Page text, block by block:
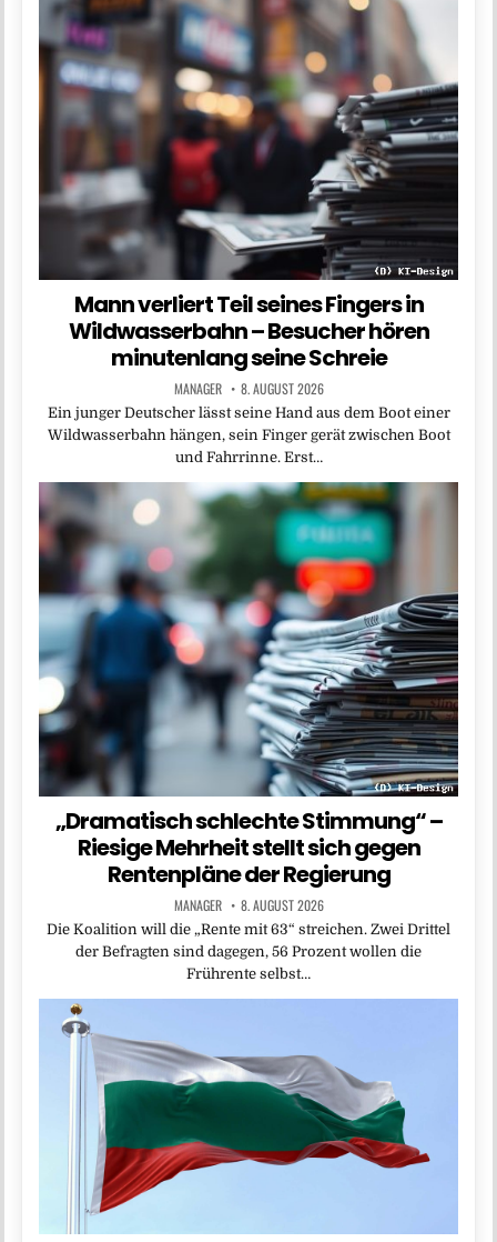
Mann verliert Teil seines Fingers in
Wildwasserbahn – Besucher hören
minutenlang seine Schreie
MANAGER 8. AUGUST 2026
Ein junger Deutscher lässt seine Hand aus dem Boot einer
Wildwasserbahn hängen, sein Finger gerät zwischen Boot
und Fahrrinne. Erst…
„Dramatisch schlechte Stimmung“ –
Riesige Mehrheit stellt sich gegen
Rentenpläne der Regierung
MANAGER 8. AUGUST 2026
Die Koalition will die „Rente mit 63“ streichen. Zwei Drittel
der Befragten sind dagegen, 56 Prozent wollen die
Frührente selbst…